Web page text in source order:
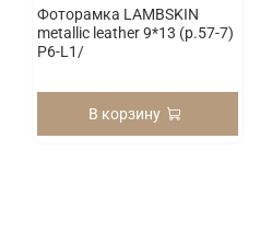
Фоторамка LAMBSKIN
metallic leather 9*13 (p.57-7)
P6-L1/
В корзину